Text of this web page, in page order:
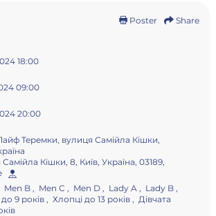
Poster Share
18:00
09:00
20:00
Теремки, вулиця Самійла Кішки,
Кішки, 8, Київ, Україна, 03189,
Men B , Men C , Men D , Lady A , Lady B ,
9 років , Хлопці до 13 років , Дівчата